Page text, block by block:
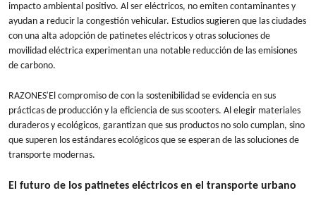
impacto ambiental positivo. Al ser eléctricos, no emiten contaminantes y
ayudan a reducir la congestión vehicular. Estudios sugieren que las ciudades
con una alta adopción de patinetes eléctricos y otras soluciones de
movilidad eléctrica experimentan una notable reducción de las emisiones
de carbono.
RAZONES'El compromiso de con la sostenibilidad se evidencia en sus
prácticas de producción y la eficiencia de sus scooters. Al elegir materiales
duraderos y ecológicos, garantizan que sus productos no solo cumplan, sino
que superen los estándares ecológicos que se esperan de las soluciones de
transporte modernas.
El futuro de los patinetes eléctricos en el transporte urbano